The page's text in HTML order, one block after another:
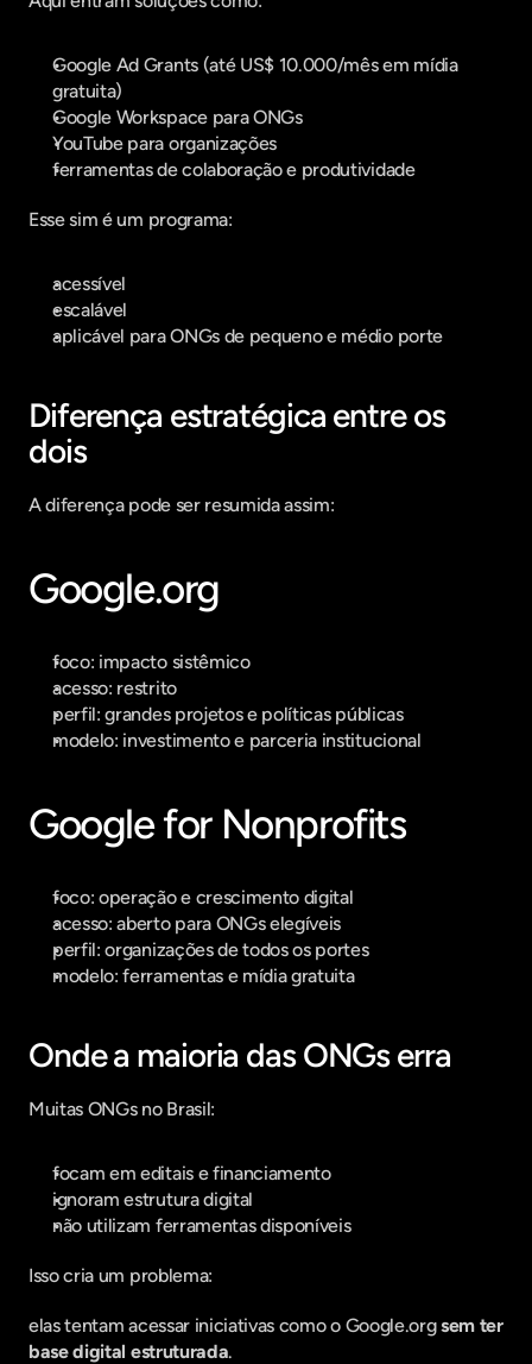
Google Ad Grants (até US$ 10.000/mês em mídia
gratuita)
Google Workspace para ONGs
YouTube para organizações
ferramentas de colaboração e produtividade
Esse sim é um programa:
acessível
escalável
aplicável para ONGs de pequeno e médio porte
Diferença estratégica entre os
dois
A diferença pode ser resumida assim:
Google.org
foco: impacto sistêmico
acesso: restrito
perfil: grandes projetos e políticas públicas
modelo: investimento e parceria institucional
Google for Nonprofits
foco: operação e crescimento digital
acesso: aberto para ONGs elegíveis
perfil: organizações de todos os portes
modelo: ferramentas e mídia gratuita
Onde a maioria das ONGs erra
Muitas ONGs no Brasil:
focam em editais e financiamento
ignoram estrutura digital
não utilizam ferramentas disponíveis
Isso cria um problema:
elas tentam acessar iniciativas como o Google.org sem ter
base digital estruturada.